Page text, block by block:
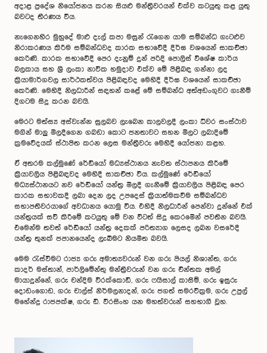
අදාළ ප්‍රදේශ නියෝජනය කරන සියළු මන්ත්‍රීවරයන් එක්ව කටයුතු කළ යුතු
බවටද තීරණය විය.
නැගෙනහිර මුහුදේ මාළු දැල් කපා මසුන් රැගෙන යාම සම්බන්ධ ගැටළුව
නිරාකරණය කිරීම සම්බන්ධවද කාරක සභාවේදී දීර්ඝ වශයෙන් සාකච්ඡා
කෙරිණි. කාරක සභාවේදී පෙර දැනුම් දුන් පරිදි පොලිස් විශේෂ කාර්ය
බලකාය සහ ශ්‍රී ලංකා නාවික හමුදාව එක්ව මේ පිළිබඳ ගන්නා ලද
ක්‍රියාමාර්ගවල සාර්ථකත්වය පිළිබඳවද මෙහිදී දීර්ඝ වශයෙන් සාකච්ඡා
කෙරිණි. මෙහිදී නිලධාරීන් සඳහන් කළේ මේ සම්බන්ධ අත්අඩංගුවට ගැනීම්
දිගටම සිදු කරන බවයි.
මෙරට මත්ස්‍ය අස්වැන්න සුලබව ලැබෙන කාලවලදී ලංකා ධීවර සංස්ථාව
මගින් මාලු මිලදීගෙන ගබඩා කොට ජනතාවට සහන මිලට ලබාදිමේ
ක්‍රමවේදයක් ස්ථාපිත කරන ලෙස මන්ත්‍රීවරු මෙහිදී යෝජනා කළහ.
ඒ අතරම කල්මුණේ රේඩියෝ මධ්‍යස්ථානය නැවත ස්ථාපනය කිරීමේ
ක්‍රියාවලිය පිළිබඳවද මෙහිදී සාකච්ඡා විය. කල්මුණේ රේඩියෝ
මධ්‍යස්ථානයට නව රේඩියෝ යන්ත්‍ර මිලදී ගැනීමේ ක්‍රියාවලිය පිළිබඳ පෙර
කාරක සභාවකදී ලබා දෙන ලද උපදෙස් ක්‍රියාත්මකවීම සම්බන්ධව
සභාපතිවරයාගේ අවධානය යොමු විය. එහිදී නිලධාරීන් පෙන්වා දුන්නේ එක්
යන්ත්‍රයක් සවි කිරීමේ කටයුතු මේ වන විටත් සිදු කෙරමෙින් පවතින බවයි.
එමෙන්ම තවත් රේඩියෝ යන්ත්‍ර දෙකක් පරිත්‍යාග ලෙසද ලබන වසරේදී
යන්ත්‍ර තුනක් ජපානයෙන්ද ලැබීමට නියමිත බවයි.
මෙම රැස්වීමට රාජ්‍ය ගරු අමාත්‍යවරුන් වන ගරු පියල් නිශාන්ත, ගරු
කාදර් මස්තාන්, පාර්ලිමේන්තු මන්ත්‍රීවරුන් වන ගරු චින්තක අමල්
මායාදුන්නේ, ගරු චන්දිම වීරක්කොඩි, ගරු ෆයිසාල් කාසිම්, ගරු ඉසුරු
දොඩංගොඩ, ගරු චාල්ස් නිර්මලනාදන්, ගරු ජගත් සමරවික්‍රම, ගරු උපුල්
මහේන්ද්‍ර රාජපක්ෂ, ගරු ඩී. වීරසිංහ යන මහත්වරුන් සහභාගී වූහ.